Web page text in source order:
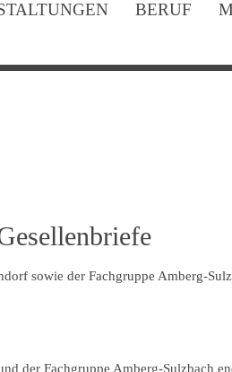
BERUF
sowie der Fachgruppe Amberg-
der Fachgruppe Amberg-Sulzbach